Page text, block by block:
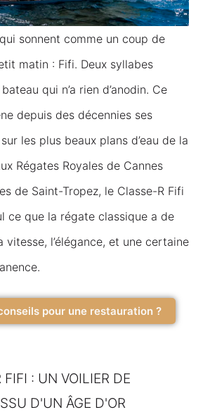
sonnent comme un coup de
matin : Fifi. Deux syllabes
qui n’a rien d’anodin. Ce
depuis des décennies ses
les plus beaux plans d’eau de la
Régates Royales de Cannes
de Saint-Tropez, le Classe-R Fifi
ce que la régate classique a de
vitesse, l’élégance, et une certaine
pour une restauration ?
: UN VOILIER DE
D'UN ÂGE D'OR